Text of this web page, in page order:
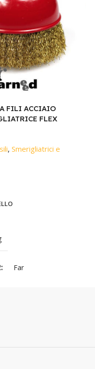
FILI ACCIAIO
FLEX
, Smerigliatrici e
Far